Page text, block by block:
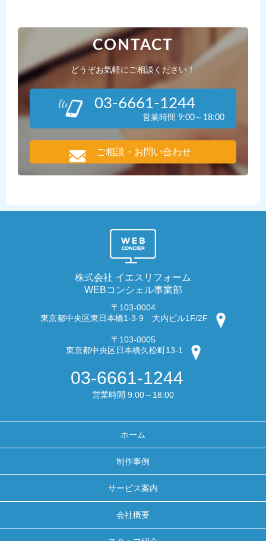
CONTACT
どうぞお気軽にご相談ください！
03-6661-1244
営業時間 9:00～18:00
ご相談・お問い合わせ
株式会社 イエスリフォーム
WEBコンシェル事業部
〒103-0004
東京都中央区東日本橋1-3-9 大内ビル1F/2F
〒103-0005
東京都中央区日本橋久松町13-1
03-6661-1244
営業時間 9:00～18:00
ホーム
制作事例
サービス案内
会社概要